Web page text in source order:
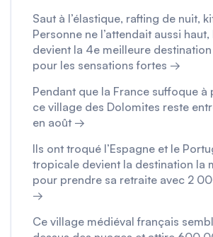
Saut à l’élastique, rafting de nuit,
Personne ne l’attendait aussi
devient la 4e meilleure
pour les sensations fortes →
Pendant que la France suffoque à
ce village des Dolomites reste
en août →
Ils ont troqué l’Espagne et le
tropicale devient la destination la
pour prendre sa retraite avec 2
→
Ce village médiéval français